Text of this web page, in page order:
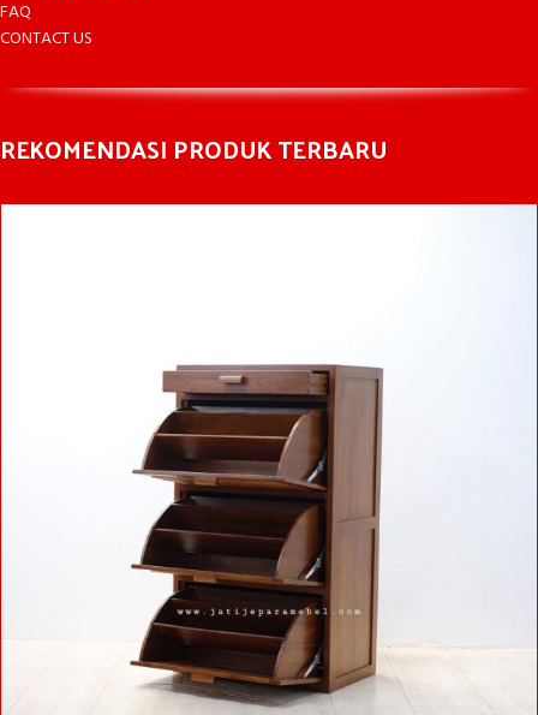
FAQ
CONTACT US
REKOMENDASI PRODUK TERBARU